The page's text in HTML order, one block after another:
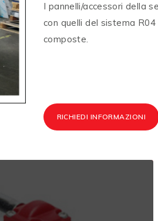
I pannelli/accessori della
con quelli del sistema
composte.
RICHIEDI INFORMAZIONI